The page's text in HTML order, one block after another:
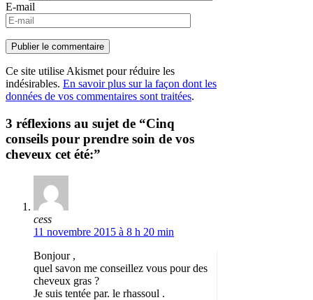
E-mail
Ce site utilise Akismet pour réduire les
indésirables. En savoir plus sur la façon dont les
données de vos commentaires sont traitées.
3 réflexions au sujet de “Cinq
conseils pour prendre soin de vos
cheveux cet été:”
cess
11 novembre 2015 à 8 h 20 min
Bonjour ,
quel savon me conseillez vous pour des
cheveux gras ?
Je suis tentée par. le rhassoul .